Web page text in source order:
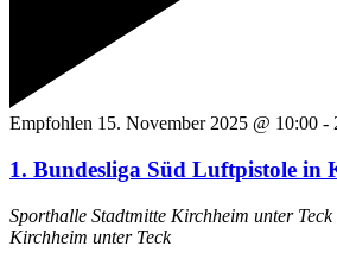
Empfohlen 15. November 2025 @ 10:00 -
1. Bundesliga Süd Luftpistole in
Sporthalle Stadtmitte Kirchheim unter Teck
Kirchheim unter Teck